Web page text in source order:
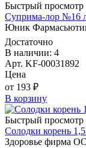
Быстрый просмотр
Суприма-лор №16
Юник
Достаточно
В наличии: 4
Арт. KF-00031892
Цена
от 193 ₽
В корзину
Быстрый просмотр
Солодки корень
Здоровье фирма